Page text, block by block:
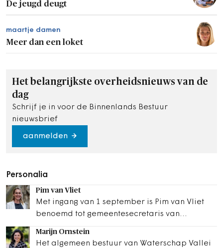
De jeugd deugt
maartje damen
Meer dan een loket
Het belangrijkste overheidsnieuws van de
dag
Schrijf je in voor de Binnenlands Bestuur
nieuwsbrief
aanmelden
Personalia
Pim van Vliet
Met ingang van 1 september is Pim van Vliet
benoemd tot gemeentesecretaris van
ruim negen…
Marijn Ornstein
Het algemeen bestuur van Waterschap Vallei